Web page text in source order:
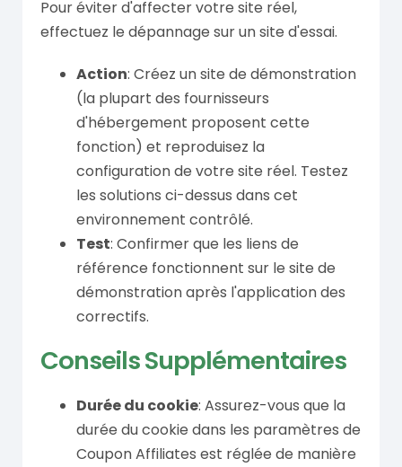
Pour éviter d'affecter votre site réel,
effectuez le dépannage sur un site d'essai.
Action: Créez un site de démonstration
(la plupart des fournisseurs
d'hébergement proposent cette
fonction) et reproduisez la
configuration de votre site réel. Testez
les solutions ci-dessus dans cet
environnement contrôlé.
Test: Confirmer que les liens de
référence fonctionnent sur le site de
démonstration après l'application des
correctifs.
Conseils Supplémentaires
Durée du cookie: Assurez-vous que la
durée du cookie dans les paramètres de
Coupon Affiliates est réglée de manière